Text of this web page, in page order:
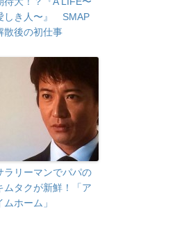
しき人〜』 SMAP
散後の初仕事
ラリーマンでパパの
ムタクが新鮮！「ア
ムホーム」